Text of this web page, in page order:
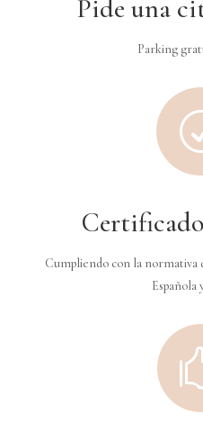
Pide una
Parking
Cumpliendo con la normativa
Española